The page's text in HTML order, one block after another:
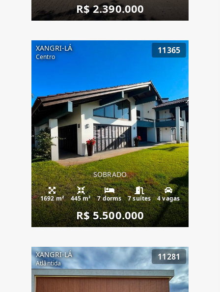
R$ 2.390.000
XANGRI-LÁ
Centro
11365
SOBRADO
1692 m² 445 m² 7 dorms 7 suítes 4 vagas
R$ 5.500.000
XANGRI-LÁ
Atlântida
11281